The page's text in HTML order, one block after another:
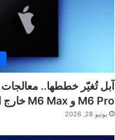
M6 Pro و M6 Max خارج الحسابات
يونيو 28, 2026